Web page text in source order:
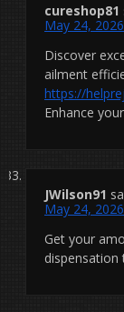
cureshop81
May 24,
Discover
ailment
https://
Enhance
JWilson91
May 24,
Get your